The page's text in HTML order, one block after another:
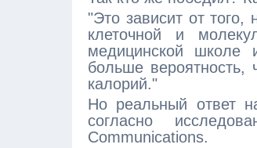
"Это зависит от
клеточной и
медицинской школе
больше вероятность,
калорий."
Но реальный ответ
согласно
Communications.